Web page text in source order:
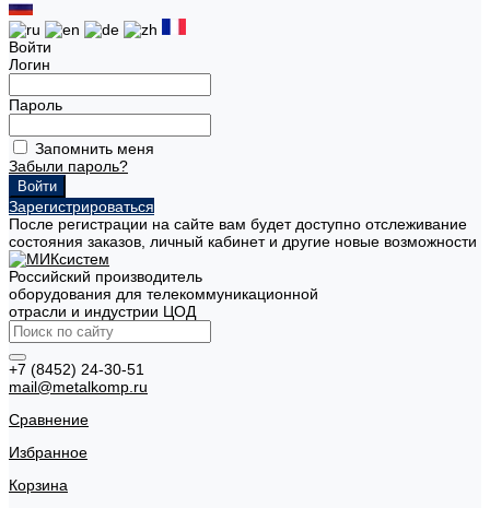
Войти
Логин
Пароль
Запомнить меня
Забыли пароль?
Зарегистрироваться
После регистрации на сайте вам будет доступно отслеживание
состояния заказов, личный кабинет и другие новые возможности
Российский производитель
оборудования для телекоммуникационной
отрасли и индустрии ЦОД
+7 (8452) 24-30-51
mail@metalkomp.ru
Сравнение
Избранное
Корзина